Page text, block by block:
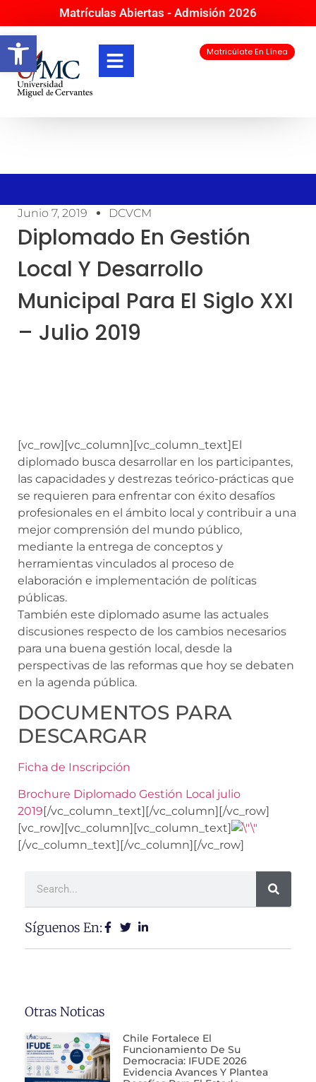
Abrir barra de herramientas
Matrículas Abiertas - Admisión 2026
Matricúlate En Línea
Junio 7, 2019 DCVCM
Diplomado En Gestión
Local Y Desarrollo
Municipal Para El Siglo XXI
– Julio 2019
[vc_row][vc_column][vc_column_text]El
diplomado busca desarrollar en los participantes,
las capacidades y destrezas teórico-prácticas que
se requieren para enfrentar con éxito desafíos
profesionales en el ámbito local y contribuir a una
mejor comprensión del mundo público,
mediante la entrega de conceptos y
herramientas vinculados al proceso de
elaboración e implementación de políticas
públicas.
También este diplomado asume las actuales
discusiones respecto de los cambios necesarios
para una buena gestión local, desde la
perspectivas de las reformas que hoy se debaten
en la agenda pública.
DOCUMENTOS PARA
DESCARGAR
Ficha de Inscripción
Brochure Diplomado Gestión Local julio
2019 [/vc_column_text][/vc_column][/vc_row]
[vc_row][vc_column][vc_column_text]
[/vc_column_text][/vc_column][/vc_row]
Síguenos En:
Otras Noticas
Chile Fortalece El
Funcionamiento De Su
Democracia: IFUDE 2026
Evidencia Avances Y Plantea